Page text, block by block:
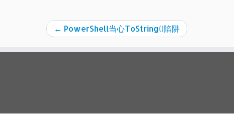
← PowerShell当心ToString()陷阱